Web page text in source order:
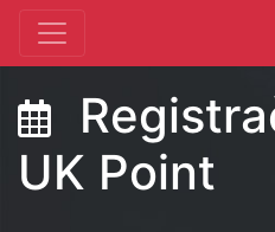
UK Point